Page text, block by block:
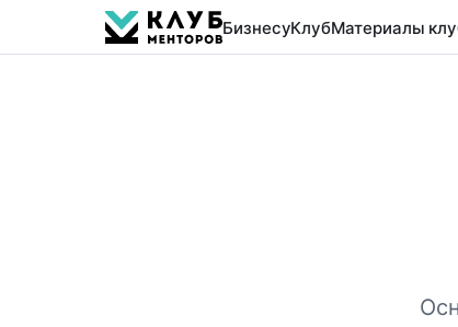
БизнесуКлубМатериалы